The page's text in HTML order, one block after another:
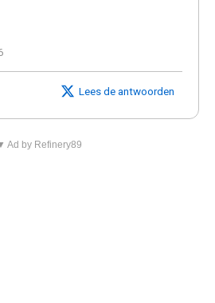
Lees de antwoorden
Ad by Refinery89